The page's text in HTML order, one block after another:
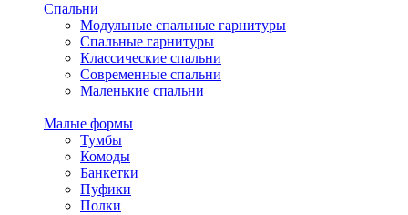
Спальни
Модульные спальные гарнитуры
Спальные гарнитуры
Классические спальни
Современные спальни
Маленькие спальни
Малые формы
Тумбы
Комоды
Банкетки
Пуфики
Полки